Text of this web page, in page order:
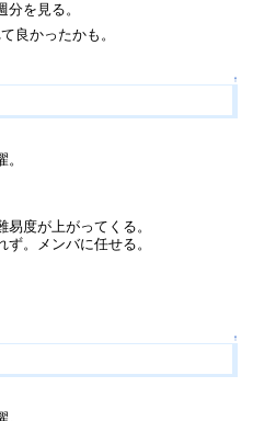
を見る。
良かったかも。
↑
度が上がってくる。
。メンバに任せる。
↑